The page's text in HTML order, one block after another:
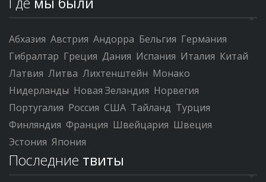
Абхазия Австрия Андорра Бельгия Германия
Гибралтар Греция Дания Испания Италия Китай
Латвия Литва Лихтенштейн Монако
Нидерланды Новая Зеландия Норвегия
Португалия Россия США Тайланд Турция
Финляндия Франция Швейцария Швеция
Эстония Япония
Последние твиты